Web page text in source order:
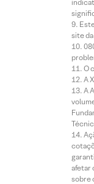
site
O
A
A
afetar
sobre